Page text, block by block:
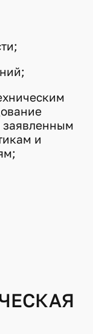
заявленным
и